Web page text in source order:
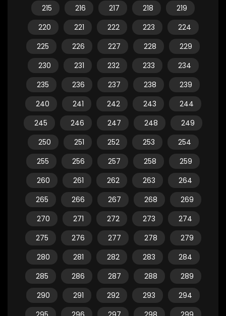
215
216 217 218
219
220
221 222 223
224
225
226 227 228
229
230
231 232 233
234
235
236 237 238
239
240
241 242 243
244
245
246 247 248
249
250
251 252 253
254
255
256 257 258
259
260
261 262 263
264
265
266 267 268
269
270
271 272 273
274
275
276 277 278
279
280
281 282 283
284
285
286 287 288
289
290
291 292 293
294